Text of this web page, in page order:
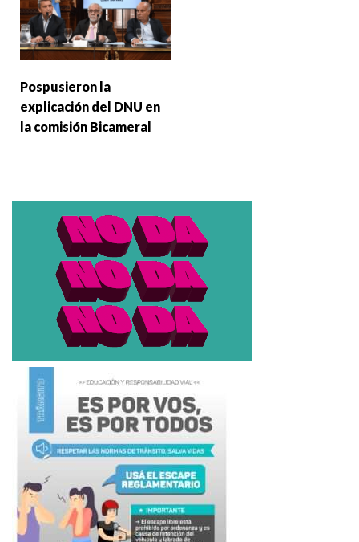
Pospusieron la
explicación del DNU en
la comisión Bicameral